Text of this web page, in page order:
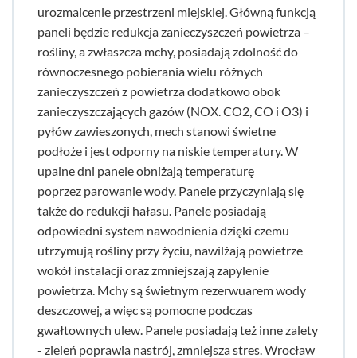
urozmaicenie przestrzeni miejskiej. Główną funkcją
paneli będzie redukcja zanieczyszczeń powietrza –
rośliny, a zwłaszcza mchy, posiadają zdolność do
równoczesnego pobierania wielu różnych
zanieczyszczeń z powietrza dodatkowo obok
zanieczyszczających gazów (NOX. CO2, CO i O3) i
pyłów zawieszonych, mech stanowi świetne
podłoże i jest odporny na niskie temperatury. W
upalne dni panele obniżają temperaturę
poprzez parowanie wody. Panele przyczyniają się
także do redukcji hałasu. Panele posiadają
odpowiedni system nawodnienia dzięki czemu
utrzymują rośliny przy życiu, nawilżają powietrze
wokół instalacji oraz zmniejszają zapylenie
powietrza. Mchy są świetnym rezerwuarem wody
deszczowej, a więc są pomocne podczas
gwałtownych ulew. Panele posiadają też inne zalety
- zieleń poprawia nastrój, zmniejsza stres. Wrocław